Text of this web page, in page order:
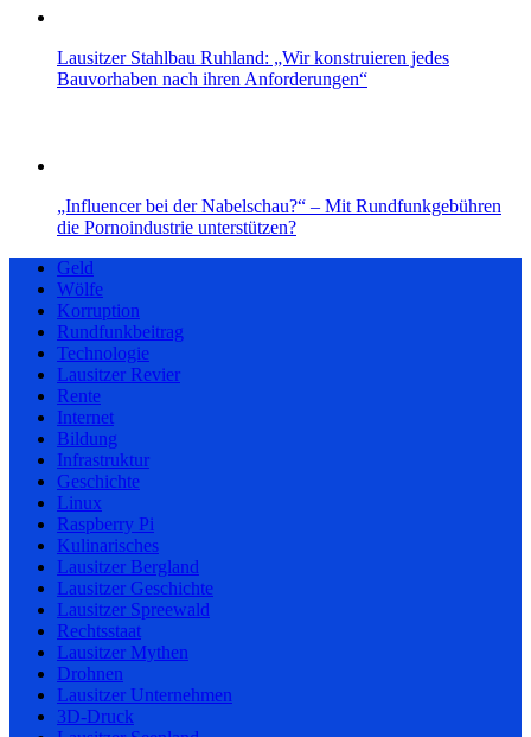
Lausitzer Stahlbau Ruhland: „Wir konstruieren jedes
Bauvorhaben nach ihren Anforderungen“
„Influencer bei der Nabelschau?“ – Mit Rundfunkgebühren
die Pornoindustrie unterstützen?
Geld
Wölfe
Korruption
Rundfunkbeitrag
Technologie
Lausitzer Revier
Rente
Internet
Bildung
Infrastruktur
Geschichte
Linux
Raspberry Pi
Kulinarisches
Lausitzer Bergland
Lausitzer Geschichte
Lausitzer Spreewald
Rechtsstaat
Lausitzer Mythen
Drohnen
Lausitzer Unternehmen
3D-Druck